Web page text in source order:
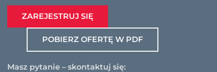
ZAREJESTRUJ SIĘ
POBIERZ OFERTĘ W PDF
Masz pytanie – skontaktuj się: